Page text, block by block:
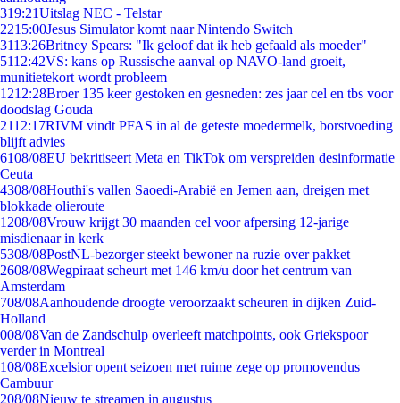
319:21Uitslag NEC - Telstar
2215:00Jesus Simulator komt naar Nintendo Switch
3113:26Britney Spears: "Ik geloof dat ik heb gefaald als moeder"
5112:42VS: kans op Russische aanval op NAVO-land groeit,
munitietekort wordt probleem
1212:28Broer 135 keer gestoken en gesneden: zes jaar cel en tbs voor
doodslag Gouda
2112:17RIVM vindt PFAS in al de geteste moedermelk, borstvoeding
blijft advies
6108/08EU bekritiseert Meta en TikTok om verspreiden desinformatie
Ceuta
4308/08Houthi's vallen Saoedi-Arabië en Jemen aan, dreigen met
blokkade olieroute
1208/08Vrouw krijgt 30 maanden cel voor afpersing 12-jarige
misdienaar in kerk
5308/08PostNL-bezorger steekt bewoner na ruzie over pakket
2608/08Wegpiraat scheurt met 146 km/u door het centrum van
Amsterdam
708/08Aanhoudende droogte veroorzaakt scheuren in dijken Zuid-
Holland
008/08Van de Zandschulp overleeft matchpoints, ook Griekspoor
verder in Montreal
108/08Excelsior opent seizoen met ruime zege op promovendus
Cambuur
208/08Nieuw te streamen in augustus